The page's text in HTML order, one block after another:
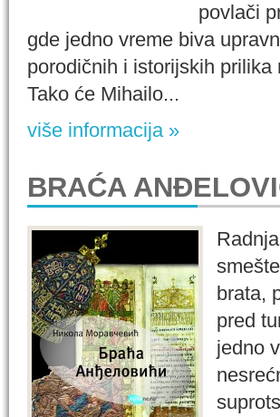
povlači
gde jedno vreme biva
porodičnih i istorijskih
Tako će Mihailo...
više informacija »
BRAĆA
brata,
pred
jedno